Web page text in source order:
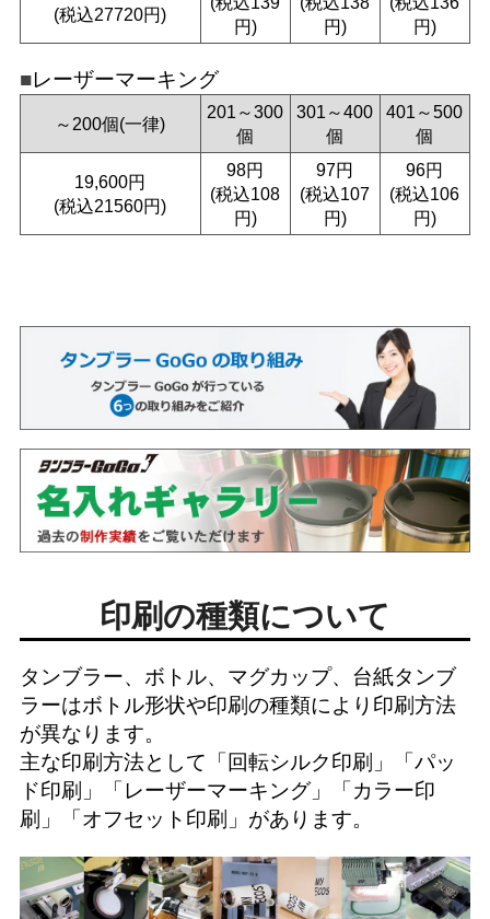
(税込27720円)
円)
円)
円)
レーザーマーキング
～200個(一律)
201～300
個
301～400
個
401～500
個
19,600円
(税込21560円)
98円
(税込108
円)
97円
(税込107
円)
96円
(税込106
円)
印刷の種類について
タンブラー、ボトル、マグカップ、台紙タンブ
ラーはボトル形状や印刷の種類により印刷方法
が異なります。
主な印刷方法として「 回転シルク印刷 」「 パッ
ド印刷 」「 レーザーマーキング」「 カラー印
刷 」「 オフセット印刷 」があります。